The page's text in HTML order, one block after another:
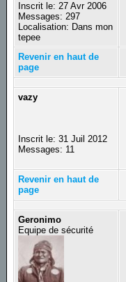
Inscrit le: 27 Avr 2006
Messages: 297
Localisation: Dans mon
tepee
Revenir en haut de
page
vazy
Inscrit le: 31 Juil 2012
Messages: 11
Revenir en haut de
page
Geronimo
Equipe de sécurité